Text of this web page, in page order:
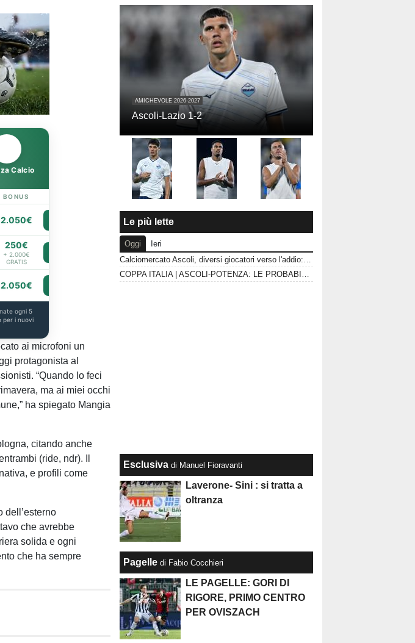
Calcio
BONUS
2.050€
250€
+ 2.000€
GRATIS
2.050€
ogni 5
per i nuovi
ai microfoni un
protagonista al
“Quando lo feci
ma ai miei occhi
ha spiegato Mangia
citando anche
(ride, ndr). Il
e profili come
dell’esterno
che avrebbe
solida e ogni
che ha sempre
AMICHEVOLE 2026-2027
Ascoli-Lazio 1-2
Le più lette
Oggi
Ieri
Calciomercato Ascoli, diversi giocatori verso l'addio: le uscite che possono sbloccare il mercato
COPPA ITALIA | ASCOLI-POTENZA: LE PROBABILI FORMAZIONI
Esclusiva di Manuel Fioravanti
Laverone- Sini : si tratta a
oltranza
Pagelle di Fabio Cocchieri
LE PAGELLE: GORI DI
RIGORE, PRIMO CENTRO
PER OVISZACH